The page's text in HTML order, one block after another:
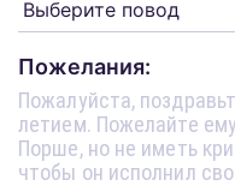
Пожелания: